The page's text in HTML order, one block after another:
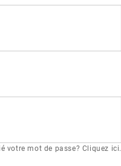
votre mot de passe? Cliquez ici.